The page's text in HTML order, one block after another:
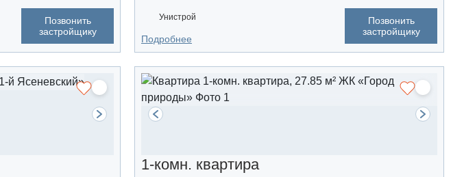
Позвонить
застройщику
Унистрой
Позвонить
застройщику
Подробнее
1-комн. квартира